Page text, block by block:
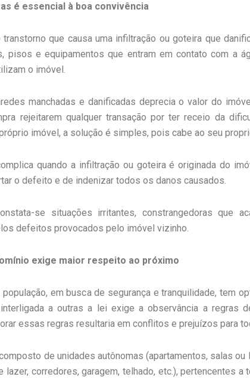
é essencial à boa convivência
que causa uma infiltração ou goteira que
pisos e equipamentos que entram em contato com a
o imóvel.
manchadas e danificadas deprecia o valor do
rejeitarem qualquer transação por ter receio da
imóvel, a solução é simples, pois cabe ao seu
quando a infiltração ou goteira é originada do
o defeito e de indenizar todos os danos causados.
se situações irritantes, constrangedoras que
defeitos provocados pelo imóvel vizinho.
exige maior respeito ao próximo
população, em busca de segurança e tranquilidade, tem
a outras a lei exige a observância a regras
essas regras resultaria em conflitos e prejuízos para
de unidades autônomas (apartamentos, salas
lazer, corredores, garagem, telhado, etc.), pertencentes